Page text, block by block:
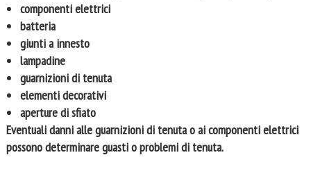
componenti elettrici
batteria
giunti a innesto
lampadine
guarnizioni di tenuta
elementi decorativi
aperture di sfiato
Eventuali danni alle guarnizioni di tenuta o ai componenti elettrici
possono determinare guasti o problemi di tenuta.